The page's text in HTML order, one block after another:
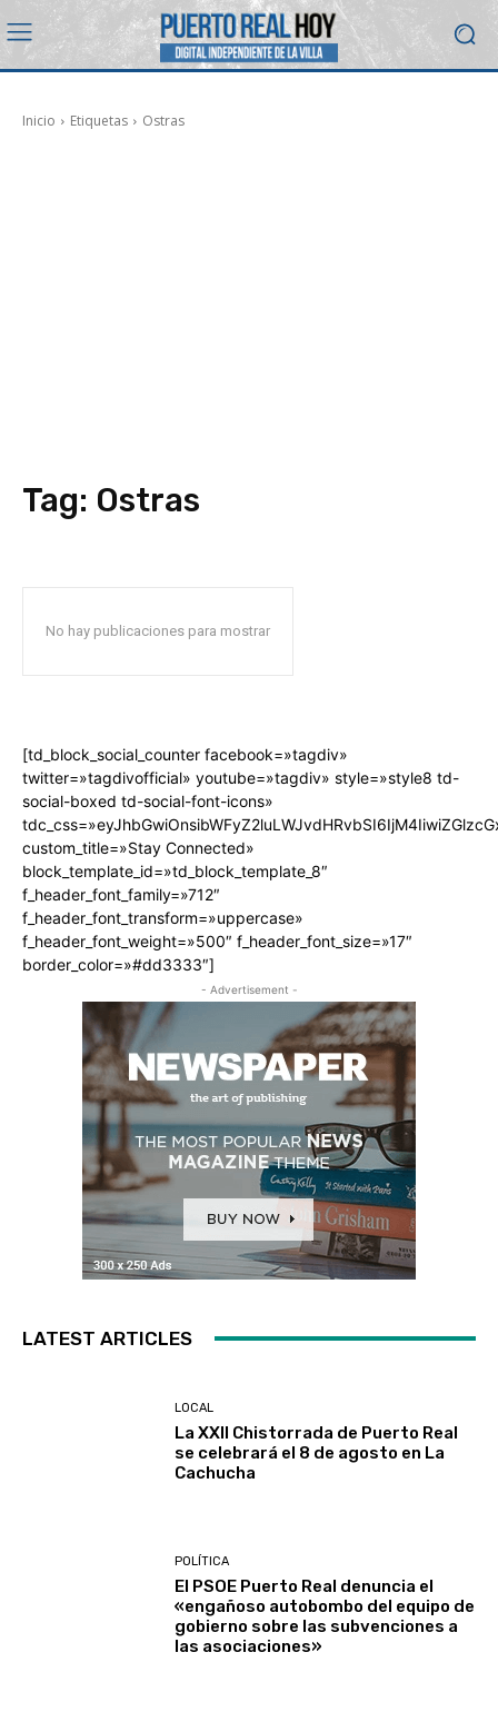
Inicio Etiquetas Ostras
Tag: Ostras
No hay publicaciones para mostrar
[td_block_social_counter facebook=»tagdiv»
twitter=»tagdivofficial» youtube=»tagdiv» style=»style8 td-
social-boxed td-social-font-icons»
custom_title=»Stay Connected»
block_template_id=»td_block_template_8″
f_header_font_family=»712″
f_header_font_transform=»uppercase»
f_header_font_weight=»500″ f_header_font_size=»17″
border_color=»#dd3333″]
- Advertisement -
LATEST ARTICLES
LOCAL
La XXII Chistorrada de Puerto Real
se celebrará el 8 de agosto en La
Cachucha
POLÍTICA
El PSOE Puerto Real denuncia el
«engañoso autobombo del equipo de
gobierno sobre las subvenciones a
las asociaciones»